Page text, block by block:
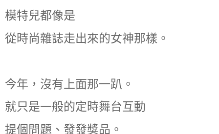
模特兒都像是
從時尚雜誌走出來的女神那樣。
今年，沒有上面那一趴。
就只是一般的定時舞台互動
提個問題、發發獎品。